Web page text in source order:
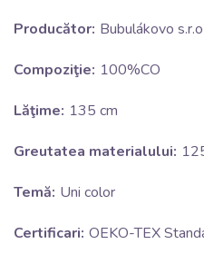
Producător: Bubulákovo
Compoziţie: 100%CO
Lăţime: 135 cm
Greutatea materialului:
Temă: Uni color
Certificari: OEKO-TEX